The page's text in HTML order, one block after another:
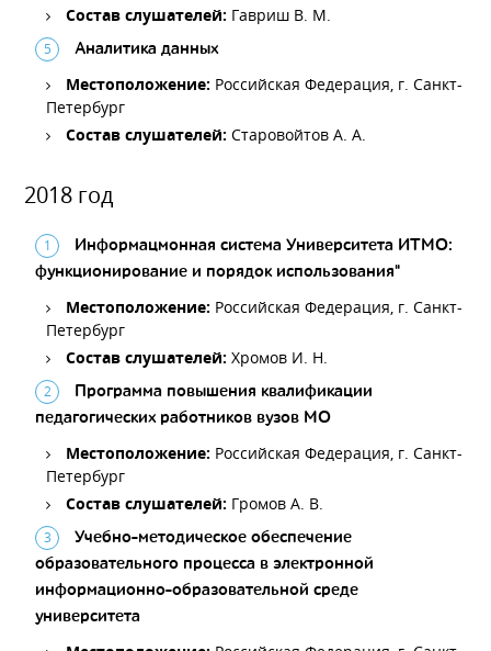
Состав слушателей: Гавриш В. М.
Аналитика данных
Местоположение: Российская Федерация, г. Санкт-
Петербург
Состав слушателей:Старовойтов А. А.
2018 год
Информацмонная система Университета ИТМО:
функционирование и порядок использования"
Местоположение: Российская Федерация, г. Санкт-
Петербург
Состав слушателей:Хромов И. Н.
Программа повышения квалификации
педагогических работников вузов МО
Местоположение: Российская Федерация, г. Санкт-
Петербург
Состав слушателей: Громов А. В.
Учебно-методическое обеспечение
образовательного процесса в электронной
информационно-образовательной среде
университета